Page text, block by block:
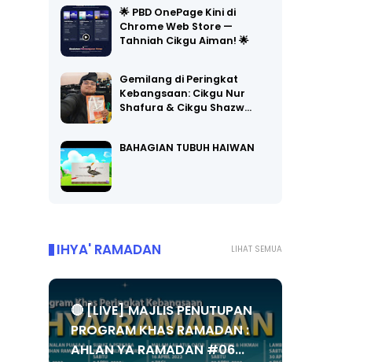
🌟 PBD OnePage Kini di
Chrome Web Store —
Tahniah Cikgu Aiman! 🌟
Gemilang di Peringkat
Kebangsaan: Cikgu Nur
Shafura & Cikgu Shazw…
BAHAGIAN TUBUH HAIWAN
LIHAT SEMUA
IHYA' RAMADAN
🔴 [LIVE] MAJLIS PENUTUPAN
PROGRAM KHAS RAMADAN :
AHLAN YA RAMADAN #06...